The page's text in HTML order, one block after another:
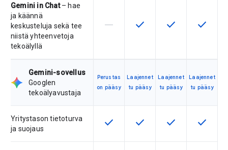
Gemini in Chat– hae
ja käännä
keskusteluja sekä tee
niistä yhteenvetoja
tekoälyllä
Tuote ei tue tätä ominaisuutta
horizontal_rule Tämä ominaisuus on
check Tämä
check Tämä
check
Gemini-sovellus
Googlen
tekoälyavustaja
Perustas
on pääsy
Laajennet
tu pääsy
Laajennet
tu pääsy
Laajennet
tu pääsy
Yritystason tietoturva
ja suojaus
Tämä ominaisuus on saatavilla
check Tämä ominaisuus on
check Tämä
check Tämä
check